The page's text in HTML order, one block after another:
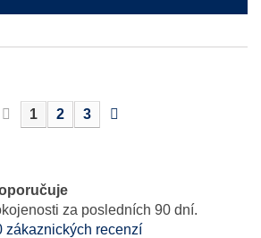
1 2 3
za posledních 90 dní.
zákaznických recenzí